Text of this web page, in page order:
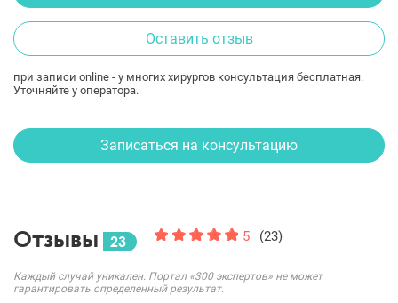
Оставить отзыв
при записи online - у многих хирургов консультация бесплатная.
Уточняйте у оператора.
Записаться на консультацию
Отзывы 23 5 (23)
Каждый случай уникален. Портал «300 экспертов» не может
гарантировать определенный результат.